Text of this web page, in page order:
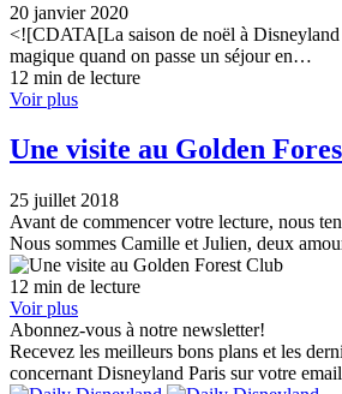
20 janvier 2020
<![CDATA[La saison de noël à Disneyland
magique quand on passe un séjour en…
12 min de lecture
Voir plus
Une visite au Golden
25 juillet 2018
Avant de commencer votre lecture, nous
Nous sommes Camille et Julien, deux
12 min de lecture
Voir plus
Abonnez-vous à notre newsletter!
Recevez les meilleurs bons plans et les
concernant Disneyland Paris sur votre